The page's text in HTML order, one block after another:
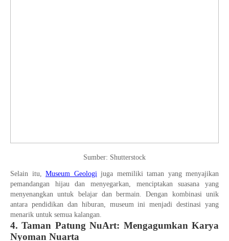
Sumber: Shutterstock
Selain itu, Museum Geologijuga memiliki taman yang menyajikan
pemandangan hijau dan menyegarkan, menciptakan suasana yang
menyenangkan untuk belajar dan bermain. Dengan kombinasi unik
antara pendidikan dan hiburan, museum ini menjadi destinasi yang
menarik untuk semua kalangan.
4. Taman Patung NuArt: Mengagumkan Karya
Nyoman Nuarta